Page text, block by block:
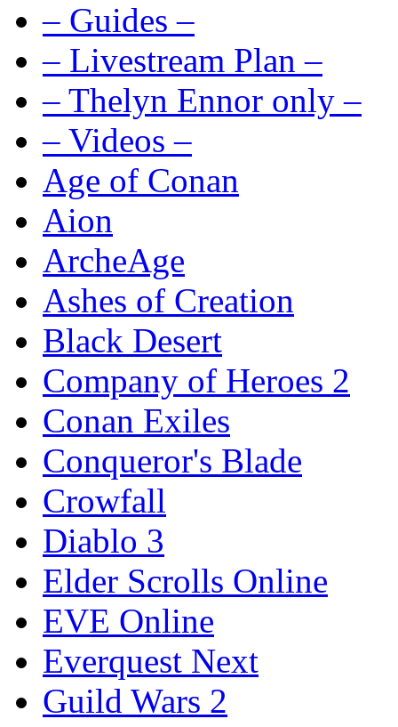
– Guides –
– Livestream Plan –
– Thelyn Ennor only –
– Videos –
Age of Conan
Aion
ArcheAge
Ashes of Creation
Black Desert
Company of Heroes 2
Conan Exiles
Conqueror's Blade
Crowfall
Diablo 3
Elder Scrolls Online
EVE Online
Everquest Next
Guild Wars 2